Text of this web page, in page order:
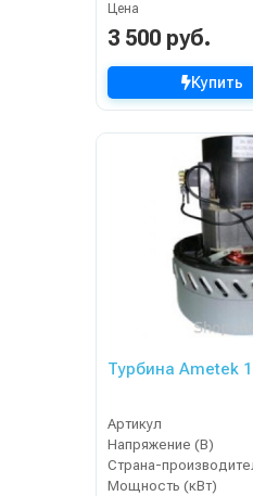
Цена
3 500 руб.
Купить
Турбина Ametek
Артикул
Напряжение (В)
Страна-
Мощность (кВт)